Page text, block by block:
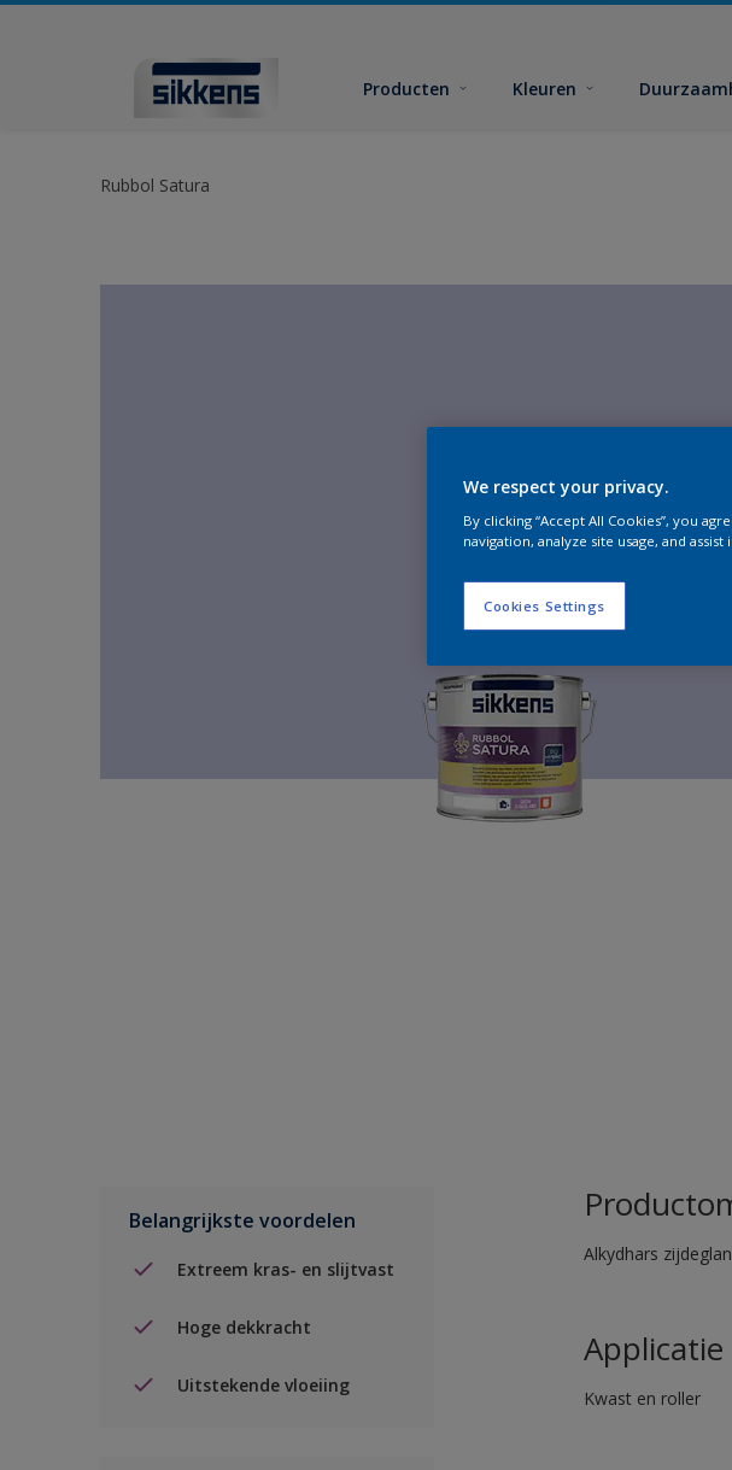
Producten Kleuren
Rubbol Satura
Belangrijkste voordelen
Extreem kras- en slijtvast
Hoge dekkracht
Uitstekende vloeiing
Alkydhars
Kwast en roller
We respect your privacy.
By clicking “Accept All Cookies”, you
navigation, analyze site usage, and
Cookies Settings